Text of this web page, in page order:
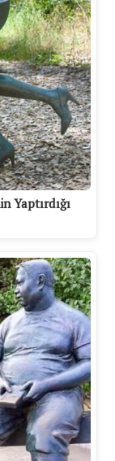
Yaptırdığı